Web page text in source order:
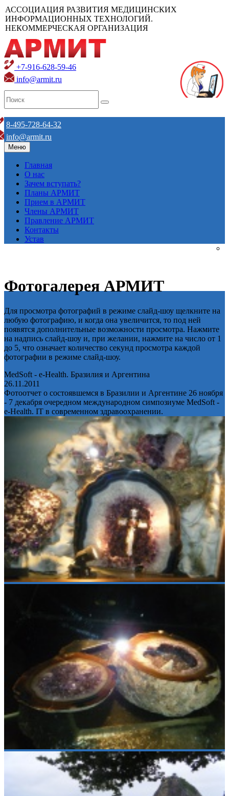
АССОЦИАЦИЯ РАЗВИТИЯ МЕДИЦИНСКИХ
ИНФОРМАЦИОННЫХ ТЕХНОЛОГИЙ.
НЕКОММЕРЧЕСКАЯ ОРГАНИЗАЦИЯ
+7-916-628-59-46
info@armit.ru
8-495-728-64-32
info@armit.ru
Меню
Главная
О нас
Зачем вступать?
Планы АРМИТ
Прием в АРМИТ
Члены АРМИТ
Правление АРМИТ
Контакты
Устав
Фотогалерея АРМИТ
Для просмотра фотографий в режиме слайд-шоу щелкните на
любую фотографию, и когда она увеличится, то под ней
появятся дополнительные возможности просмотра. Нажмите
на надпись слайд-шоу и, при желании, нажмите на число от 1
до 5, что означает количество секунд просмотра каждой
фотографии в режиме слайд-шоу.
MedSoft - e-Health. Бразилия и Аргентина
26.11.2011
Фотоотчет о состоявшемся в Бразилии и Аргентине 26 ноября
- 7 декабря очередном международном симпозиуме MedSoft -
e-Health. IT в современном здравоохранении.